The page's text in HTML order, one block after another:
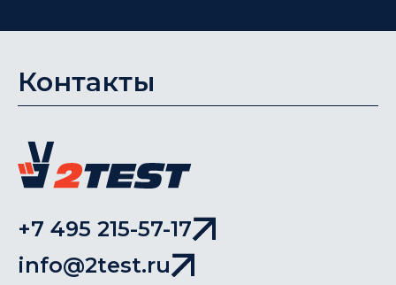
Контакты
+7 495 215-57-17
info@2test.ru